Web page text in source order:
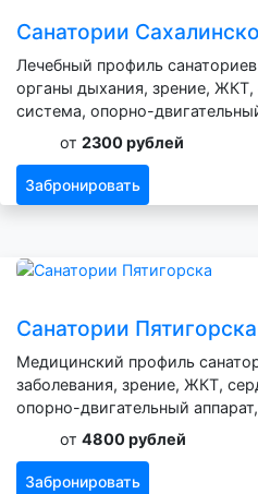
Санатории
Лечебный профиль
органы дыхания, зрение, ЖКТ,
система, опорно-
от 2300 рублей
Забронировать
Санатории Пятигорска
Медицинский профиль
заболевания, зрение, ЖКТ,
опорно-двигательный
от 4800 рублей
Забронировать